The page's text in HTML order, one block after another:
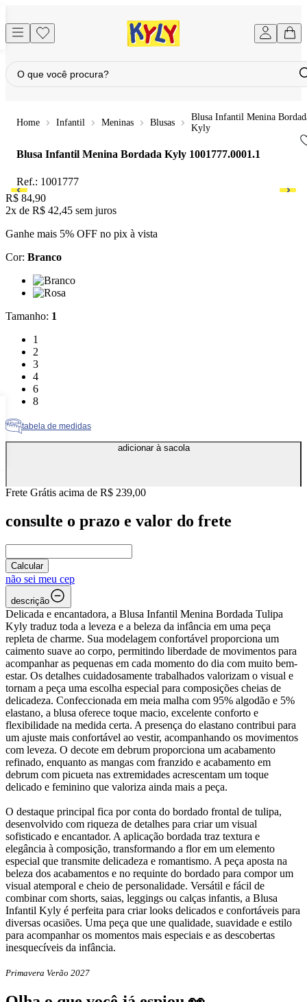
Infantil Meninas Blusas
Blusa Infantil Menina
Kyly
Blusa Infantil Menina Bordada Kyly 1001777.0001.1
Ref.: 1001777
Price:
R$ 84,90
2x de R$ 42,45 sem juros
Ganhe mais 5% OFF no pix à vista
Cor: Branco
Cor: Branco
Cor: Rosa
Tamanho: 1
Tamanho: 1
1
Tamanho: 2
2
Tamanho: 3
3
Tamanho: 4
4
Tamanho: 6
6
Tamanho: 8
8
tabela de medidas
adicionar à sacola
Frete Grátis acima de R$ 239,00
consulte o prazo e valor do frete
Calcular
não sei meu cep
descrição
Delicada e encantadora, a Blusa Infantil Menina Bordada Tulipa
Kyly traduz toda a leveza e a beleza da infância em uma peça
repleta de charme. Sua modelagem confortável proporciona um
caimento suave ao corpo, permitindo liberdade de movimentos para
acompanhar as pequenas em cada momento do dia com muito bem-
estar. Os detalhes cuidadosamente trabalhados valorizam o visual e
tornam a peça uma escolha especial para composições cheias de
delicadeza. Confeccionada em meia malha com 95% algodão e 5%
elastano, a blusa oferece toque macio, excelente conforto e
flexibilidade na medida certa. A presença do elastano contribui para
um ajuste mais confortável ao vestir, acompanhando os movimentos
com leveza. O decote em debrum proporciona um acabamento
refinado, enquanto as mangas com franzido e acabamento em
debrum com picueta nas extremidades acrescentam um toque
delicado e feminino que valoriza ainda mais a peça.
O destaque principal fica por conta do bordado frontal de tulipa,
desenvolvido com riqueza de detalhes para criar um visual
sofisticado e encantador. A aplicação bordada traz textura e
elegância à composição, transformando a flor em um elemento
especial que transmite delicadeza e romantismo. A peça aposta na
beleza dos acabamentos e no requinte do bordado para compor um
visual atemporal e cheio de personalidade. Versátil e fácil de
combinar com shorts, saias, leggings ou calças infantis, a Blusa
Infantil Kyly é perfeita para criar looks delicados e confortáveis para
diversas ocasiões. Uma peça que une qualidade, suavidade e estilo
para acompanhar os momentos mais especiais e as descobertas
inesquecíveis da infância.
Primavera Verão 2027